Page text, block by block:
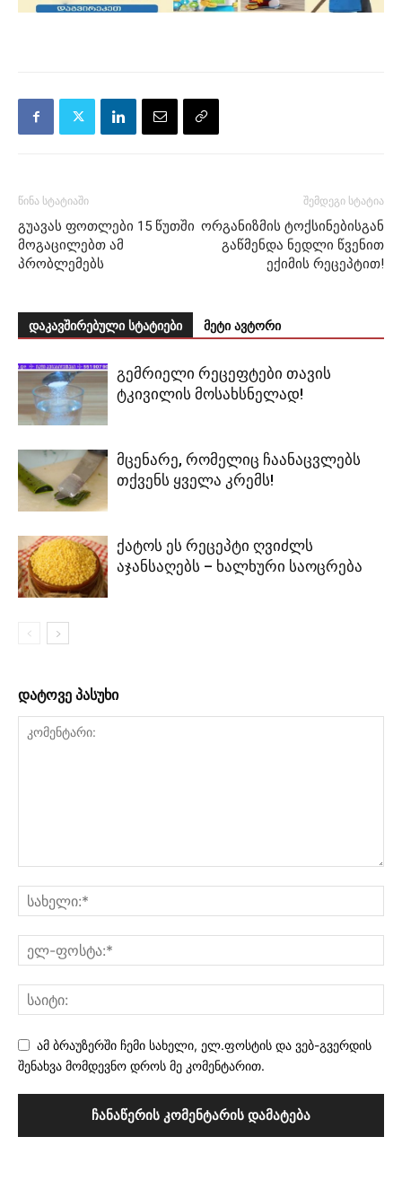
წინა სტატიაში
გუავას ფოთლები 15 წუთში
მოგაცილებთ ამ
პრობლემებს
შემდეგი სტატია
ორგანიზმის ტოქსინებისგან
გაწმენდა ნედლი წვენით
ექიმის რეცეპტით!
დაკავშირებული სტატიები მეტი ავტორი
გემრიელი რეცეფტები თავის
ტკივილის მოსახსნელად!
მცენარე, რომელიც ჩაანაცვლებს
თქვენს ყველა კრემს!
ქატოს ეს რეცეპტი ღვიძლს
აჯანსაღებს – ხალხური საოცრება
დატოვე პასუხი
ამ ბრაუზერში ჩემი სახელი, ელ.ფოსტის და ვებ-გვერდის
შენახვა მომდევნო დროს მე კომენტარით.